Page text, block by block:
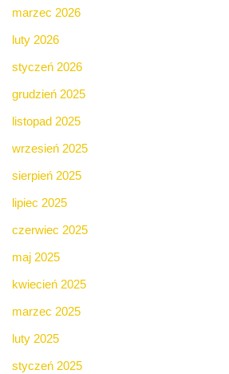
marzec 2026
luty 2026
styczeń 2026
grudzień 2025
listopad 2025
wrzesień 2025
sierpień 2025
lipiec 2025
czerwiec 2025
maj 2025
kwiecień 2025
marzec 2025
luty 2025
styczeń 2025